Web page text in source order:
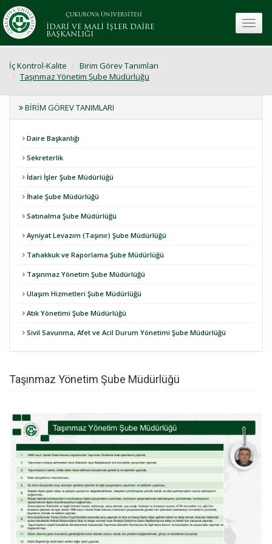
ÇUKUROVA ÜNİVERSİTESİ
İDARİ VE MALİ İŞLER DAİRE
BAŞKANLIĞI
İç Kontrol-Kalite
Birim Görev Tanımları
Taşınmaz Yönetim Şube Müdürlüğü
BIRIM GÖREV TANIMLARI
Daire Başkanlığı
Sekreterlik
İdari İşler Şube Müdürlüğü
İhale Şube Müdürlüğü
Satınalma Şube Müdürlüğü
Ayniyat Levazım (Taşınır) Şube Müdürlüğü
Tahakkuk ve Raporlama Şube Müdürlüğü
Taşınmaz Yönetim Şube Müdürlüğü
Ulaşım Hizmetleri Şube Müdürlüğü
Atık Yönetimi Şube Müdürlüğü
Sivil Savunma, Afet ve Acil Durum Yönetimi Şube Müdürlüğü
Taşınmaz Yönetim Şube Müdürlüğü